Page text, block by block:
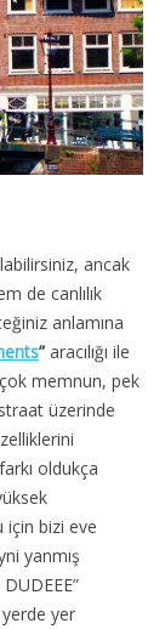
ancak
de canlılık
anlamına
”aracılığı ile
memnun, pek
üzerinde
oldukça
için bizi eve
yanmış
yerde yer